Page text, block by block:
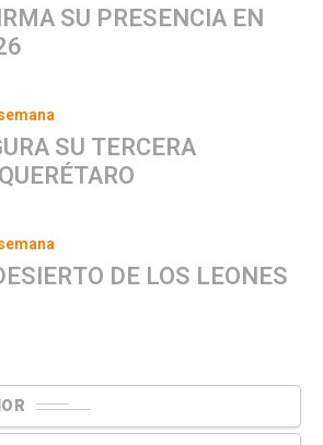
SU PRESENCIA EN
SU TERCERA
DE LOS LEONES